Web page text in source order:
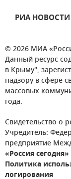
РИА
© 2026 МИА
Данный ресурс
в Крыму",
надзору в сфере
массовых
года.
Свидетельство о
Учредитель:
предприятие
«Россия сегодня»
Политика
логирования